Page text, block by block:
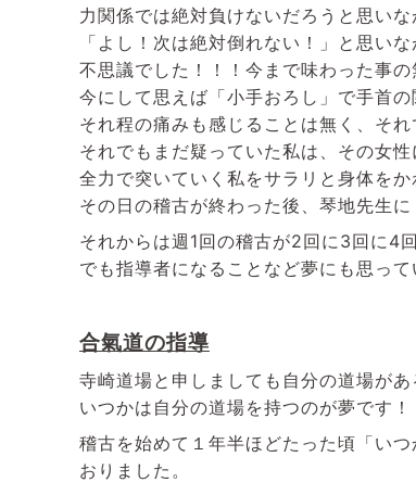
力関係では絶対負けないだろうと思い
「よし！次は絶対倒れない！」と思い
不思議でした！！！今まで味わった事の
今にして思えば「小手おろし」で手首
それ程の痛みも感じることは無く、そ
それでもまだ疑っていた私は、その女
全力で突いていく私をサラリと身体をか
その日の稽古が終わった後、琴地先生
それからは週1回の稽古が2回に3回に4
でも指導者になることなど夢にも思って
合氣道の指導
寺崎道場と申しましても自分の道場が
いつかは自分の道場を持つのが夢です！
稽古を始めて１年半ほどたった頃「い
おりました。